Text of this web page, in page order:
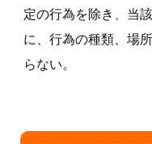
定の行為を除き、当
に、行為の種類、場
らない。